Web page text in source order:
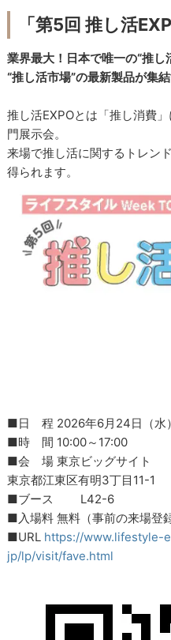
「第5回 推し活
業界最大！日本で唯一の“推し
“推し活市場”の最新製品が集
推し活EXPOとは「推し消費
門展示会。
来場で推し活に関するトレン
得られます。
■日 程 2026年6月24日（水
■時 間 10:00～17:00
■会 場 東京ビッグサイト
東京都江東区有明3丁目11-1
■ブース L42-6
■入場料 無料（事前の来場登
■URL https://www.lifestyle-
jp/lp/visit/fave.html